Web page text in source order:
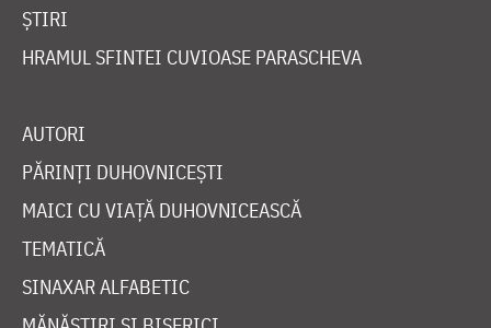
ȘTIRI
HRAMUL SFINTEI CUVIOASE PARASCHEVA
AUTORI
PĂRINȚI DUHOVNICEȘTI
MAICI CU VIAȚĂ DUHOVNICEASCĂ
TEMATICĂ
SINAXAR ALFABETIC